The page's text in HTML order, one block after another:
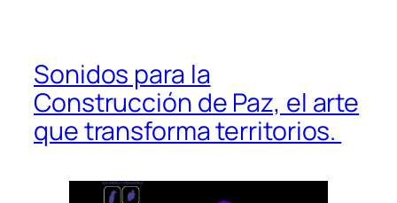
Sonidos para la
Construcción de Paz, el arte
que transforma territorios.